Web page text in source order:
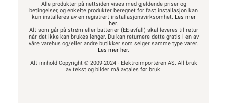
Alle produkter på nettsiden vises med gjeldende priser og
betingelser, og enkelte produkter beregnet for fast installasjon kan
kun installeres av en registrert installasjonsvirksomhet. Les mer
her.
Alt som går på strøm eller batterier (EE-avfall) skal leveres til retur
når det ikke kan brukes lenger. Du kan returnere dette gratis i en av
våre varehus og/eller andre butikker som selger samme type varer.
Les mer her.
Alt innhold Copyright © 2009-2024 - Elektroimportøren AS. All bruk
av tekst og bilder må avtales før bruk.